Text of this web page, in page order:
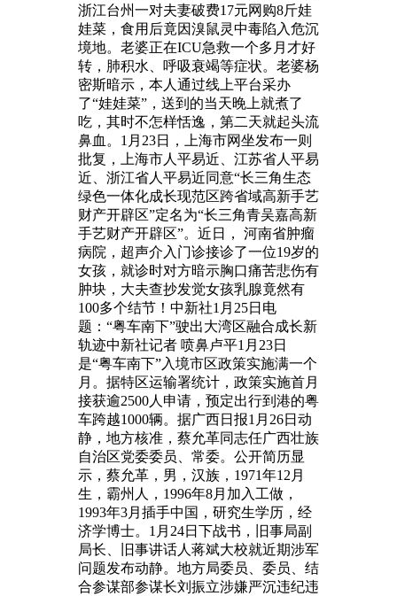
浙江台州一对夫妻破费17元网购8斤娃
娃菜，食用后竟因溴鼠灵中毒陷入危沉
境地。老婆正在ICU急救一个多月才好
转，肺积水、呼吸衰竭等症状。老婆杨
密斯暗示，本人通过线上平台采办
了“娃娃菜”，送到的当天晚上就煮了
吃，其时不怎样恬逸，第二天就起头流
鼻血。1月23日，上海市网坐发布一则
批复，上海市人平易近、江苏省人平易
近、浙江省人平易近同意“长三角生态
绿色一体化成长现范区跨省域高新手艺
财产开辟区”定名为“长三角青吴嘉高新
手艺财产开辟区”。近日， 河南省肿瘤
病院，超声介入门诊接诊了一位19岁的
女孩，就诊时对方暗示胸口痛苦悲伤有
肿块，大夫查抄发觉女孩乳腺竟然有
100多个结节！中新社1月25日电
题：“粤车南下”驶出大湾区融合成长新
轨迹中新社记者 喷鼻卢平1月23日
是“粤车南下”入境市区政策实施满一个
月。据特区运输署统计，政策实施首月
接获逾2500人申请，预定出行到港的粤
车跨越1000辆。据广西日报1月26日动
静，地方核准，蔡允革同志任广西壮族
自治区党委委员、常委。公开简历显
示，蔡允革，男，汉族，1971年12月
生，霸州人，1996年8月加入工做，
1993年3月插手中国，研究生学历，经
济学博士。1月24日下战书，旧事局副
局长、旧事讲话人蒋斌大校就近期涉军
问题发布动静。地方局委员、委员、结
合参谋部参谋长刘振立涉嫌严沉违纪违